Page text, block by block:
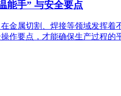
能手” 与安全要点
金属切割、焊接等领域发挥
作要点，才能确保生产过程的